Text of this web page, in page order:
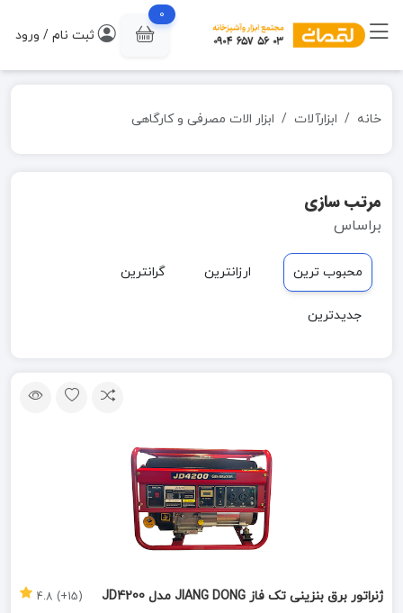
0
ثبت نام / ورود
خانه ابزارآلات ابزار الات مصرفی و کارگاهی
مرتب سازی
براساس
محبوب ترین ارزانترین گرانترین
جدیدترین
ژنراتور برق بنزینی تک فاز JIANG DONG مدل JD4200 (15+) 4.8